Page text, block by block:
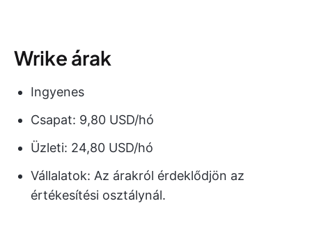
Wrike árak
Ingyenes
Csapat: 9,80 USD/hó
Üzleti: 24,80 USD/hó
Vállalatok: Az árakról érdeklődjön az
értékesítési osztálynál.